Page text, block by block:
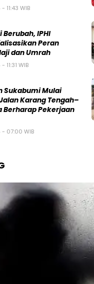
11:43 WIB
Berubah, IPHI
Peran
dan Umrah
WIB
Sukabumi Mulai
Karang Tengah–
Berharap Pekerjaan
07:00 WIB